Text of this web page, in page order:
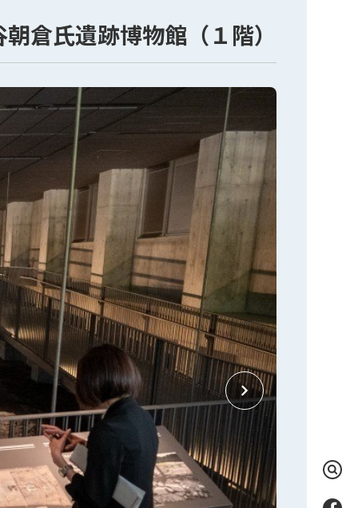
検
索
倉氏遺跡博物館（１階）